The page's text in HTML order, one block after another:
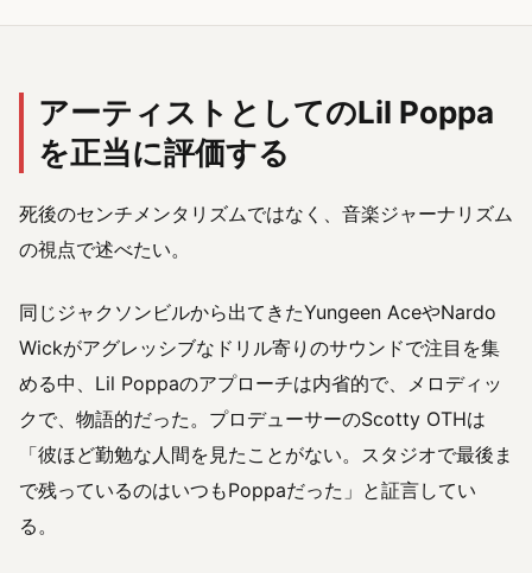
アーティストとしてのLil Poppa
を正当に評価する
死後のセンチメンタリズムではなく、音楽ジャーナリズム
の視点で述べたい。
同じジャクソンビルから出てきたYungeen AceやNardo
Wickがアグレッシブなドリル寄りのサウンドで注目を集
める中、Lil Poppaのアプローチは内省的で、メロディッ
クで、物語的だった。プロデューサーのScotty OTHは
「彼ほど勤勉な人間を見たことがない。スタジオで最後ま
で残っているのはいつもPoppaだった」と証言してい
る。